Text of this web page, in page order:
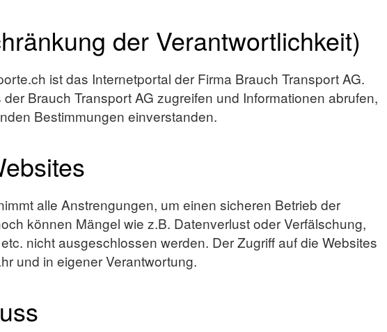
der Verantwortlichkeit)
ist das Internetportal der Firma Brauch Transport AG.
Brauch Transport AG zugreifen und Informationen abrufen,
Bestimmungen einverstanden.
alle Anstrengungen, um einen sicheren Betrieb der
können Mängel wie z.B. Datenverlust oder Verfälschung,
nicht ausgeschlossen werden. Der Zugriff auf die Websites
und in eigener Verantwortung.